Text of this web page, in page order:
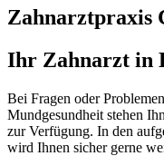
Zahnarztpraxis
Ihr Zahnarzt in
Bei Fragen oder
Mundgesundheit stehen
zur Verfügung. In den
wird Ihnen sicher gerne